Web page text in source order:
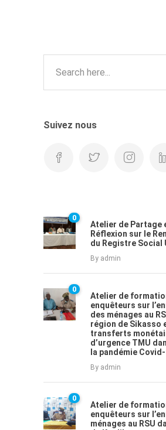
Suivez nous
0
Atelier de Partage
Réflexion sur le
du Registre Social
By admin
0
Atelier de
enquêteurs sur
des ménages au
région de Sikasso
transferts
d’urgence TMU
la pandémie
By admin
0
Atelier de
enquêteurs sur
ménages au RSU